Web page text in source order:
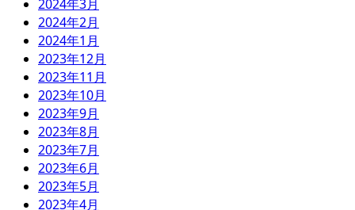
2024年3月
2024年2月
2024年1月
2023年12月
2023年11月
2023年10月
2023年9月
2023年8月
2023年7月
2023年6月
2023年5月
2023年4月